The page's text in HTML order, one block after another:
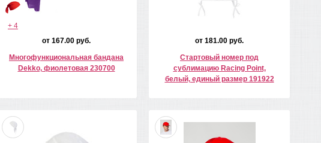
+ 4
от 167.00 руб.
Многофункциональная бандана
Dekko, фиолетовая 230700
от 181.00 руб.
Стартовый номер под
сублимацию Racing Point,
белый, единый размер 191922